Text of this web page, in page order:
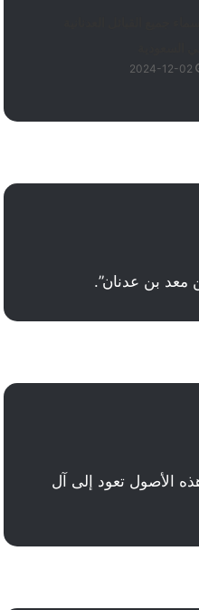
2024-12-02
معد بن عدنان”.
الأصول تعود إلى آل